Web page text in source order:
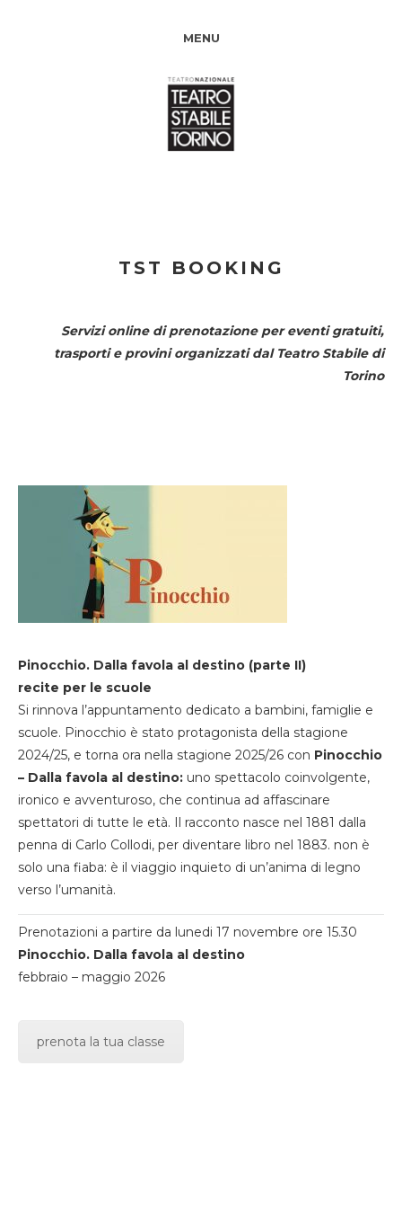
MENU
TST BOOKING
Servizi online di prenotazione per eventi gratuiti,
trasporti e provini organizzati dal Teatro Stabile di
Torino
Pinocchio. Dalla favola al destino (parte II)
recite per le scuole
Si rinnova l’appuntamento dedicato a bambini, famiglie e
scuole. Pinocchio è stato protagonista della stagione
2024/25, e torna ora nella stagione 2025/26 con Pinocchio
– Dalla favola al destino: uno spettacolo coinvolgente,
ironico e avventuroso, che continua ad affascinare
spettatori di tutte le età. Il racconto nasce nel 1881 dalla
penna di Carlo Collodi, per diventare libro nel 1883. non è
solo una fiaba: è il viaggio inquieto di un’anima di legno
verso l’umanità.
Prenotazioni a partire da lunedi 17 novembre ore 15.30
Pinocchio. Dalla favola al destino
febbraio – maggio 2026
prenota la tua classe